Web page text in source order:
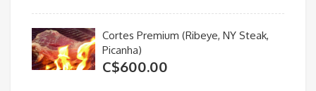
Cortes Premium (Ribeye, NY Steak,
Picanha)
C$600.00